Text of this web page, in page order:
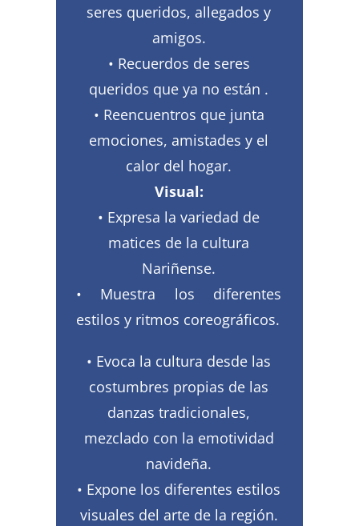
seres queridos, allegados y
amigos.
• Recuerdos de seres
queridos que ya no están .
• Reencuentros que junta
emociones, amistades y el
calor del hogar.
Visual:
• Expresa la variedad de
matices de la cultura
Nariñense.
• Muestra los diferentes
estilos y ritmos coreográficos.
• Evoca la cultura desde las
costumbres propias de las
danzas tradicionales,
mezclado con la emotividad
navideña.
• Expone los diferentes estilos
visuales del arte de la región.